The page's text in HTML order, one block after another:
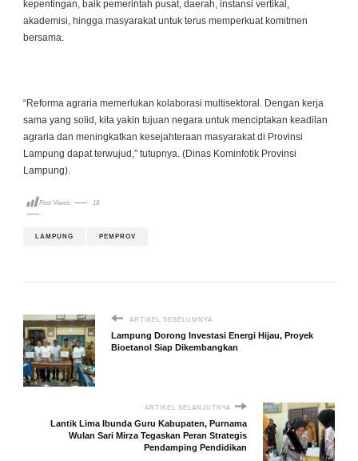
kepentingan, baik pemerintah pusat, daerah, instansi vertikal,
akademisi, hingga masyarakat untuk terus memperkuat komitmen
bersama.
“Reforma agraria memerlukan kolaborasi multisektoral. Dengan kerja
sama yang solid, kita yakin tujuan negara untuk menciptakan keadilan
agraria dan meningkatkan kesejahteraan masyarakat di Provinsi
Lampung dapat terwujud,” tutupnya. (Dinas Kominfotik Provinsi
Lampung).
Post Views: 18
LAMPUNG PEMPROV
ARTIKEL SEBELUMNYA
Lampung Dorong Investasi Energi Hijau, Proyek
Bioetanol Siap Dikembangkan
ARTIKEL SELANJUTNYA
Lantik Lima Ibunda Guru Kabupaten, Purnama
Wulan Sari Mirza Tegaskan Peran Strategis
Pendamping Pendidikan